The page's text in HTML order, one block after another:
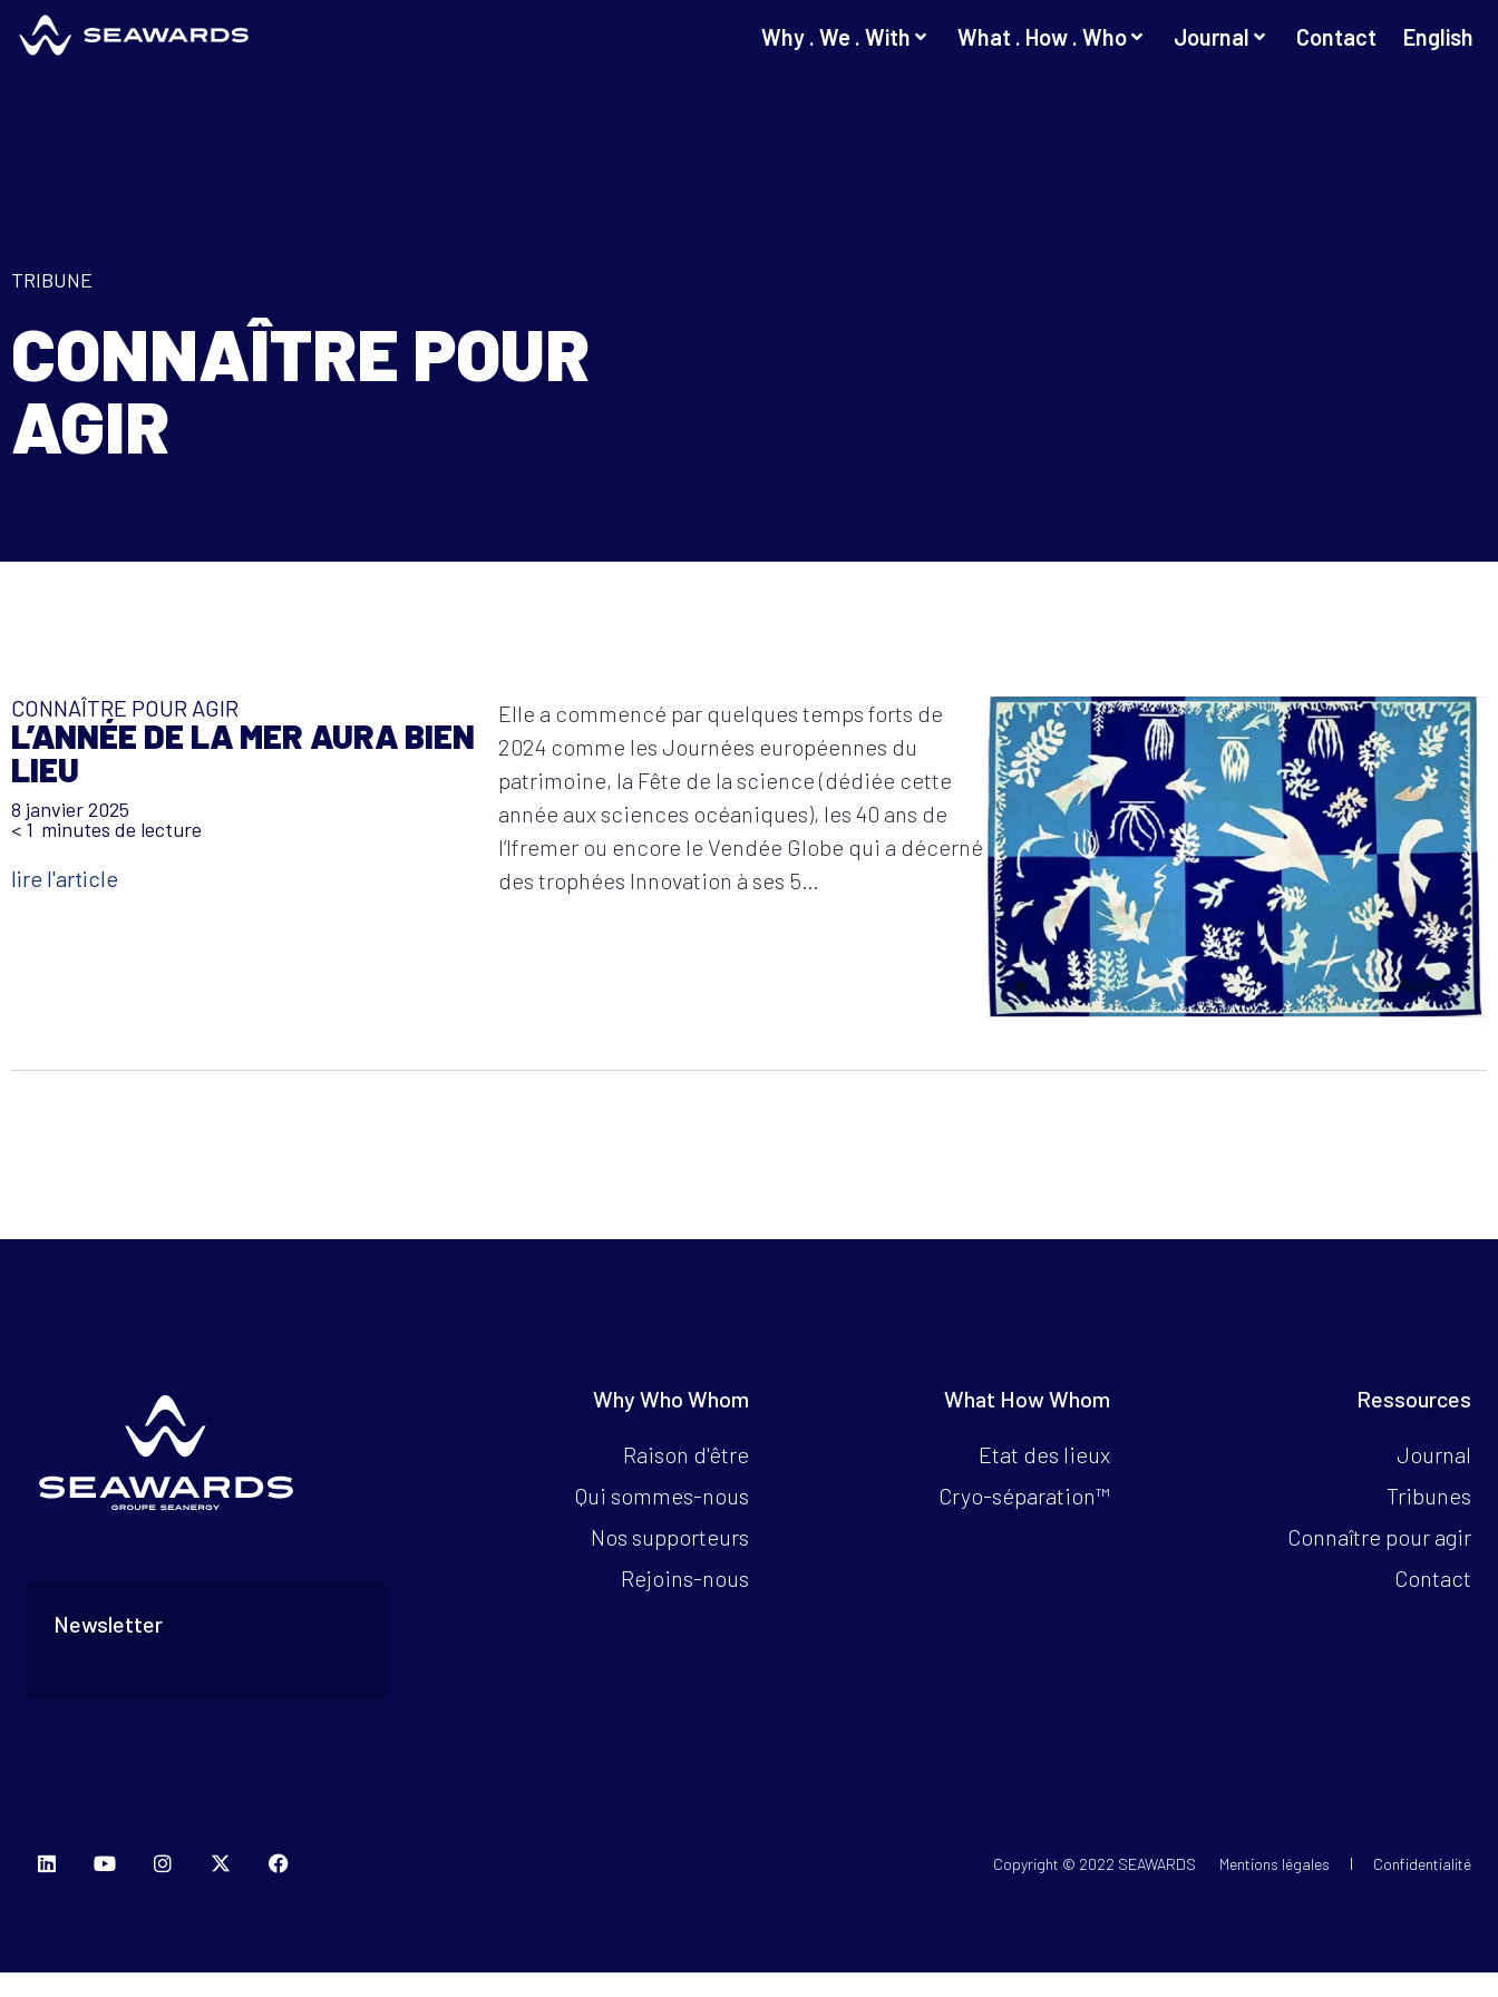
Why . We . With What . How . Who Journal Contact English
TRIBUNE
CONNAÎTRE POUR
AGIR
CONNAÎTRE POUR AGIR
L’ANNÉE DE LA MER AURA BIEN
LIEU
8 janvier 2025
< 1 minutes de lecture
lire l'article
Elle a commencé par quelques temps forts de
2024 comme les Journées européennes du
patrimoine, la Fête de la science (dédiée cette
année aux sciences océaniques), les 40 ans de
l’Ifremer ou encore le Vendée Globe qui a décerné
des trophées Innovation à ses 5…
Newsletter
Why Who Whom
Raison d'être
Qui sommes-nous
Nos supporteurs
Rejoins-nous
What How Whom
Etat des lieux
Cryo-séparation™
Ressources
Journal
Tribunes
Connaître pour agir
Contact
Copyright © 2022 SEAWARDS Mentions légales Confidentialité